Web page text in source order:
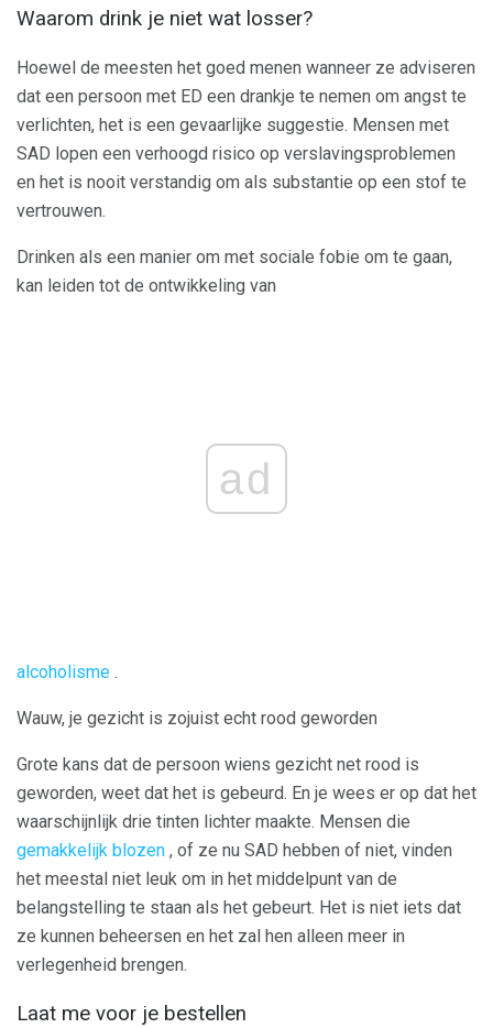
Waarom drink je niet wat losser?
Hoewel de meesten het goed menen wanneer ze adviseren
dat een persoon met ED een drankje te nemen om angst te
verlichten, het is een gevaarlijke suggestie. Mensen met
SAD lopen een verhoogd risico op verslavingsproblemen
en het is nooit verstandig om als substantie op een stof te
vertrouwen.
Drinken als een manier om met sociale fobie om te gaan,
kan leiden tot de ontwikkeling van
ad
alcoholisme .
Wauw, je gezicht is zojuist echt rood geworden
Grote kans dat de persoon wiens gezicht net rood is
geworden, weet dat het is gebeurd. En je wees er op dat het
waarschijnlijk drie tinten lichter maakte. Mensen die
gemakkelijk blozen , of ze nu SAD hebben of niet, vinden
het meestal niet leuk om in het middelpunt van de
belangstelling te staan ​​als het gebeurt. Het is niet iets dat
ze kunnen beheersen en het zal hen alleen meer in
verlegenheid brengen.
Laat me voor je bestellen